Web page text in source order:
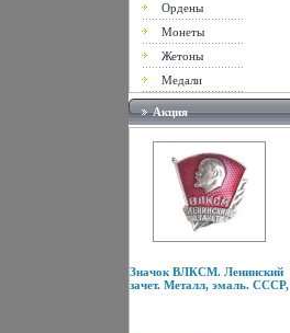
Ордены
Монеты
Жетоны
Медали
Акция
Значок ВЛКСМ. Ленинский
зачет. Металл, эмаль. СССР,